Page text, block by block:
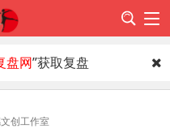
盘网”获取复盘
创工作室